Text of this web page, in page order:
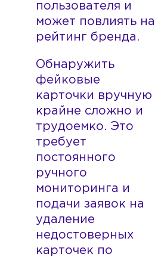
пользователя и
может повлиять на
рейтинг бренда.
Обнаружить
фейковые
карточки вручную
крайне сложно и
трудоемко. Это
требует
постоянного
ручного
мониторинга и
подачи заявок на
удаление
недостоверных
карточек по